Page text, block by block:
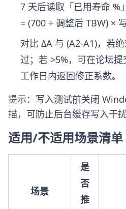
7 天后读取「已用寿命 %
= (700 ÷ 调整后 TBW) ×
对比 ΔA 与 (A2-A1)，若
过；若 >5%，可在论坛
工作日内返回修正系数。
提示：写入测试前关闭
描，可防止后台缓存写入干
适用/不适用场景清单
场景
是
否
推